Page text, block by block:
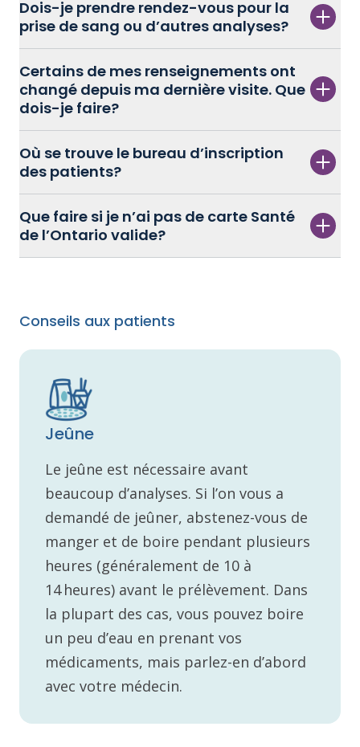
Dois-je prendre rendez-vous pour la
prise de sang ou d’autres analyses?
Certains de mes renseignements ont
changé depuis ma dernière visite. Que
dois-je faire?
Où se trouve le bureau d’inscription
des patients?
Que faire si je n’ai pas de carte Santé
de l’Ontario valide?
Conseils aux patients
Jeûne
Le jeûne est nécessaire avant
beaucoup d’analyses. Si l’on vous a
demandé de jeûner, abstenez-vous de
manger et de boire pendant plusieurs
heures (généralement de 10 à
14 heures) avant le prélèvement. Dans
la plupart des cas, vous pouvez boire
un peu d’eau en prenant vos
médicaments, mais parlez-en d’abord
avec votre médecin.